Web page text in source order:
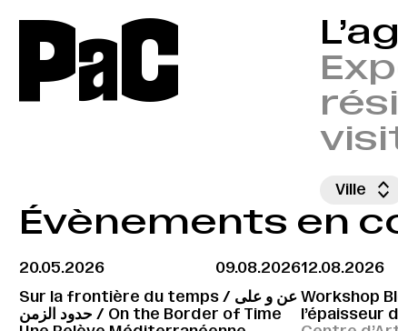
PaC
Ville
Évènements en
20.05.2026
09.08.2026
Sur la frontière du temps / عن و على
حدود الزمن / On the Border of Time
12.08.2026
Workshop
l’épaisseur